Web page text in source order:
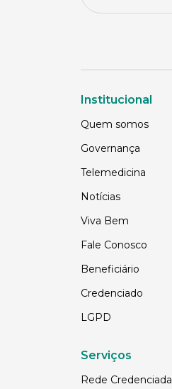
Institucional
Quem somos
Governança
Telemedicina
Notícias
Viva Bem
Fale Conosco
Beneficiário
Credenciado
LGPD
Serviços
Rede Credenciada